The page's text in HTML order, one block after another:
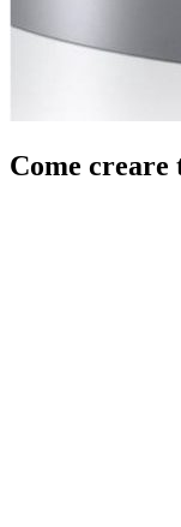
Come creare